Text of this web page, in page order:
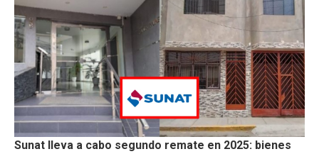
Sunat lleva a cabo segundo remate en 2025: bienes